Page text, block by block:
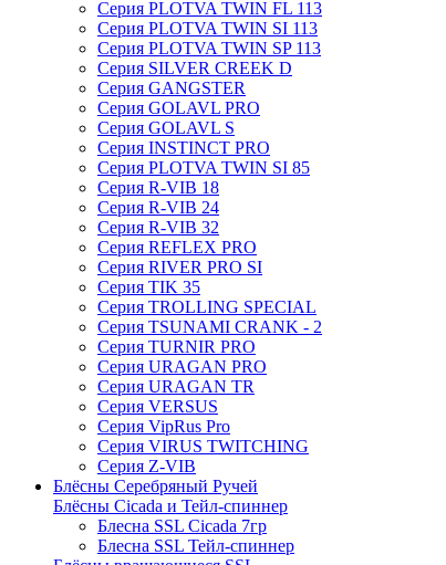
Серия PLOTVA TWIN FL 113
Серия PLOTVA TWIN SI 113
Серия PLOTVA TWIN SP 113
Серия SILVER CREEK D
Серия GANGSTER
Серия GOLAVL PRO
Серия GOLAVL S
Серия INSTINCT PRO
Серия PLOTVA TWIN SI 85
Серия R-VIB 18
Серия R-VIB 24
Серия R-VIB 32
Серия REFLEX PRO
Серия RIVER PRO SI
Серия TIK 35
Серия TROLLING SPECIAL
Серия TSUNAMI CRANK - 2
Серия TURNIR PRO
Серия URAGAN PRO
Серия URAGAN TR
Серия VERSUS
Серия VipRus Pro
Серия VIRUS TWITCHING
Серия Z-VIB
Блёсны Серебряный Ручей
Блёсны Cicada и Тейл-спиннер
Блесна SSL Cicada 7гр
Блесна SSL Тейл-спиннер